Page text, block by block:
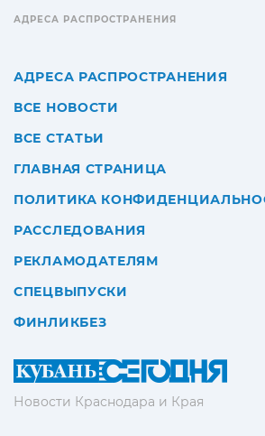
Новости Краснодара и Края
АДРЕСА РАСПРОСТРАНЕНИЯ
АДРЕСА РАСПРОСТРАНЕНИЯ
ВСЕ НОВОСТИ
ВСЕ СТАТЬИ
ГЛАВНАЯ СТРАНИЦА
ПОЛИТИКА
РАССЛЕДОВАНИЯ
РЕКЛАМОДАТЕЛЯМ
СПЕЦВЫПУСКИ
ФИНЛИКБЕЗ